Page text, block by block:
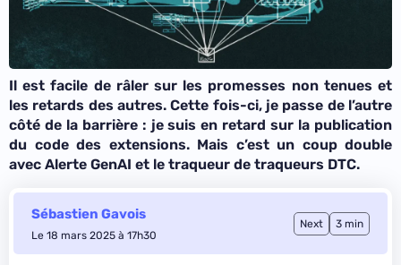
Il est facile de râler sur les promesses non tenues et
les retards des autres. Cette fois-ci, je passe de l’autre
côté de la barrière : je suis en retard sur la publication
du code des extensions. Mais c’est un coup double
avec Alerte GenAI et le traqueur de traqueurs DTC.
Sébastien Gavois
Le 18 mars 2025 à 17h30
Next 3 min